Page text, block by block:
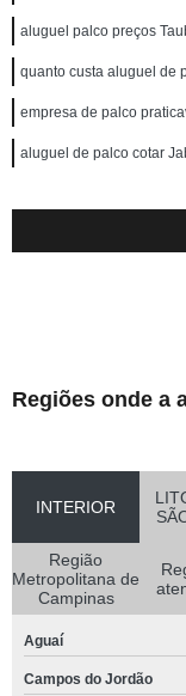
aluguel palco preços
quanto custa aluguel de
empresa de palco
aluguel de palco cotar
Regiões onde a
INTERIOR
Região
Metropolitana de
Campinas
Aguaí
Campos do Jordão